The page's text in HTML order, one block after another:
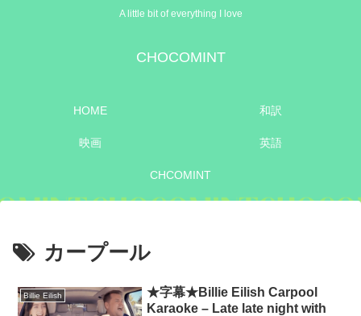
A little bit of everything I love
CHOCOMINT
HOME 和訳
映画 英語
CHCOMINT
カープール
Billie Eilish
★字幕★Billie Eilish Carpool
Karaoke – Late late night with